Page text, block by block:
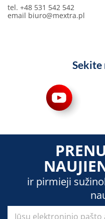
tel. +48 531 542 542
email biuro@mextra.pl
Sekite
ir pirmieji